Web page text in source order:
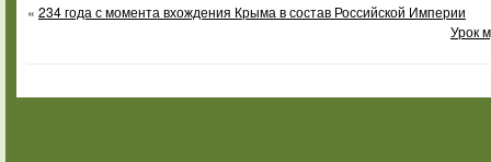
« 234 года с момента вхождения Крыма в состав Российской Империи
Урок